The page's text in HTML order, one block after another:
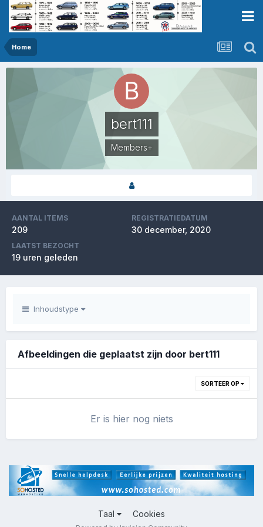
Home
bert111
Members+
AANTAL ITEMS
209
REGISTRATIEDATUM
30 december, 2020
LAATST BEZOCHT
19 uren geleden
Inhoudstype
Afbeeldingen die geplaatst zijn door bert111
SORTEER OP
Er is hier nog niets
Taal Cookies